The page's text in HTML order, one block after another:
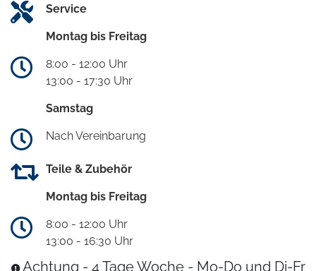
Service
Montag bis Freitag
8:00 - 12:00 Uhr
13:00 - 17:30 Uhr
Samstag
Nach Vereinbarung
Teile & Zubehör
Montag bis Freitag
8:00 - 12:00 Uhr
13:00 - 16:30 Uhr
Achtung - 4 Tage Woche - Mo-Do und Di-Fr